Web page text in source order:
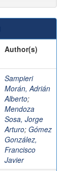
Author(s)
Sampieri
Morán, Adrián
Alberto;
Mendoza
Sosa, Jorge
Arturo; Gómez
González,
Francisco
Javier